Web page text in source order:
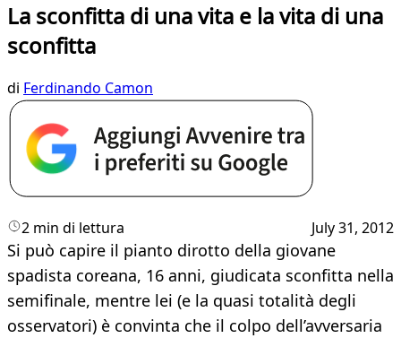
La sconfitta di una vita e la vita di una
sconfitta
di Ferdinando Camon
2 min di lettura July 31, 2012
Si può capire il pianto dirotto della giovane
spadista coreana, 16 anni, giudicata sconfitta nella
semifinale, mentre lei (e la quasi totalità degli
osservatori) è convinta che il colpo dell’avversaria